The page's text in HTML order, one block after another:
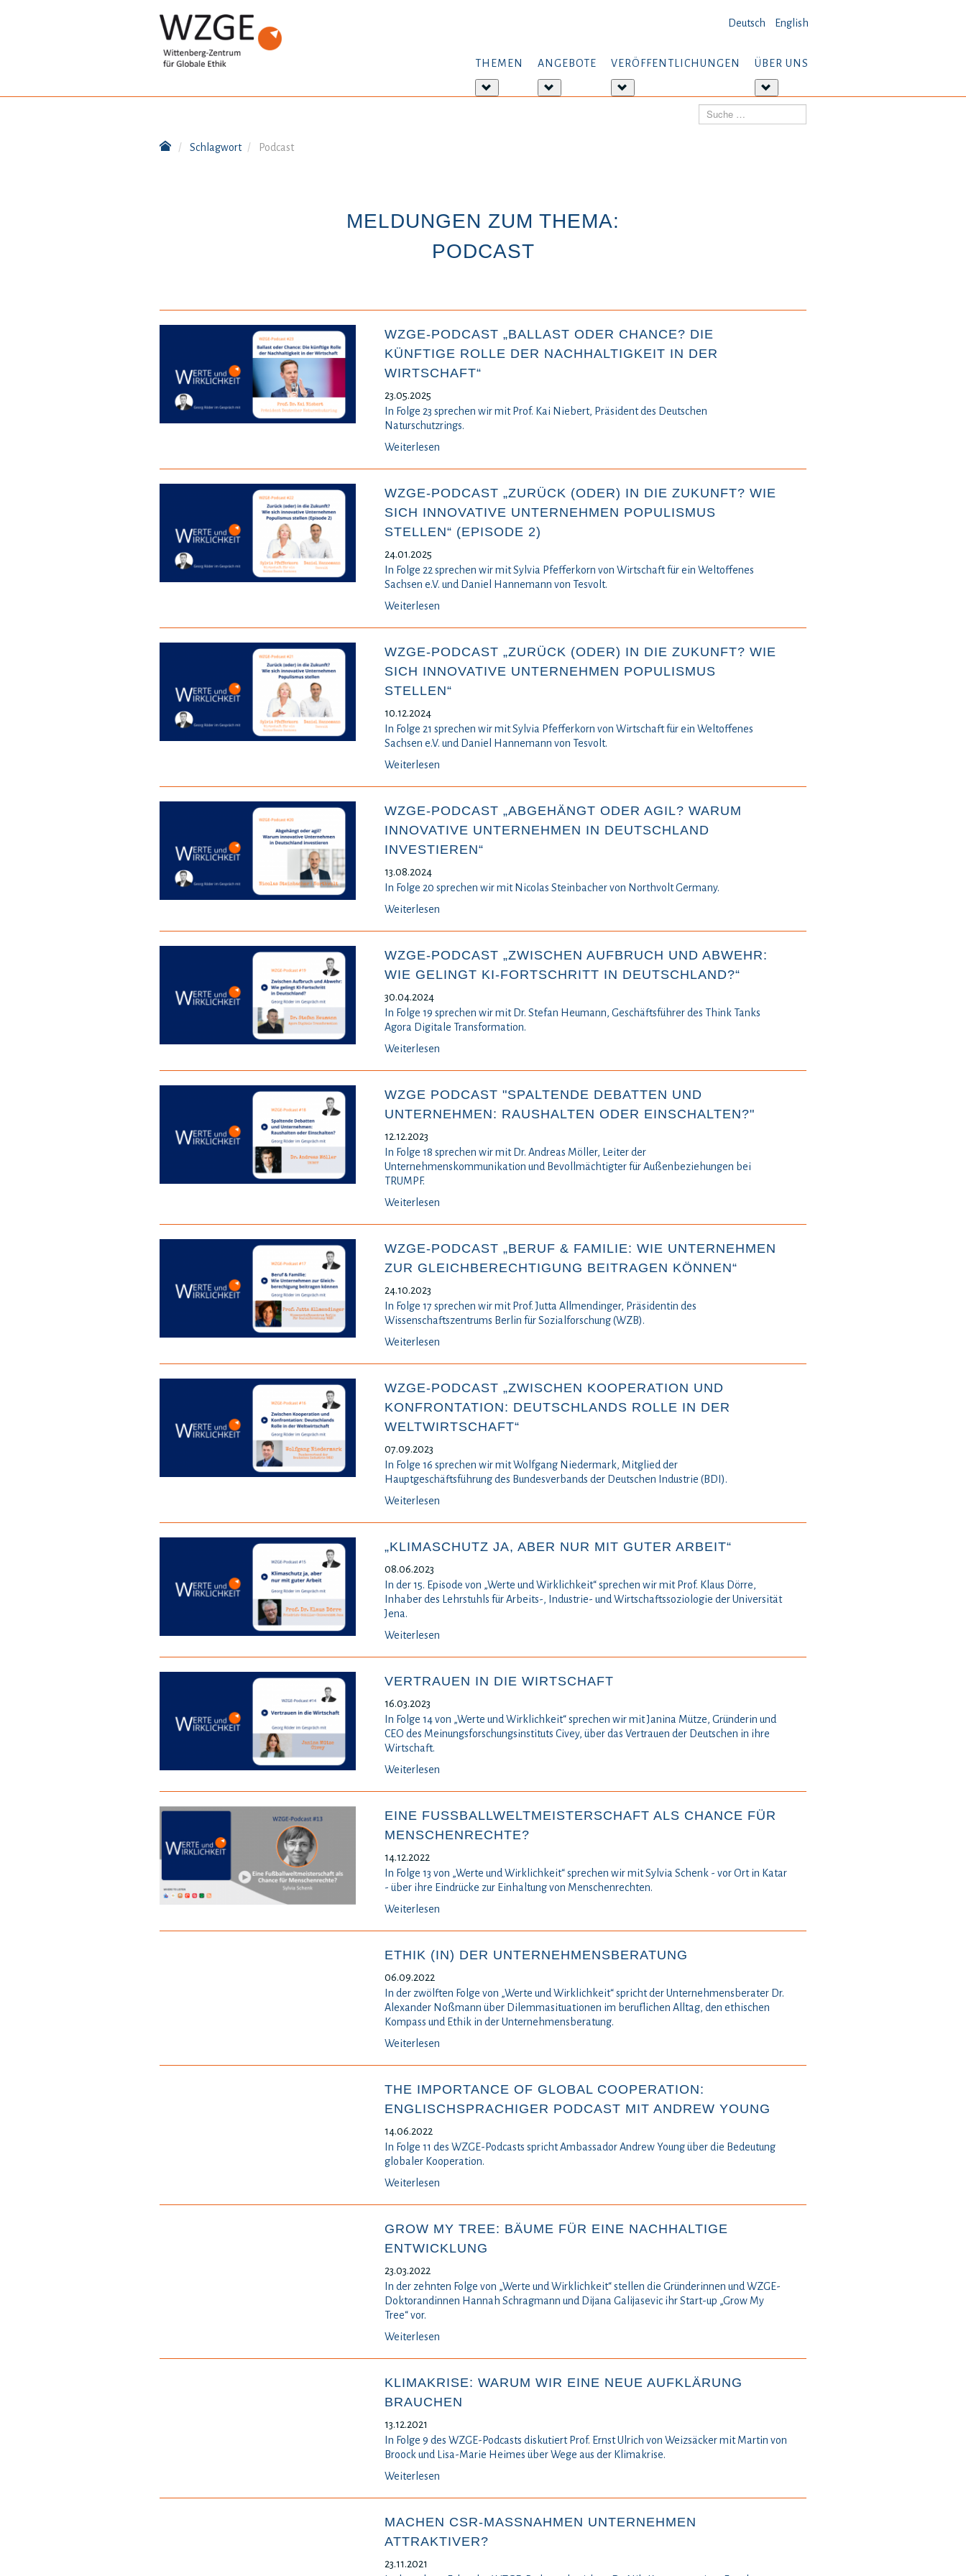
Deutsch English
THEMEN
Informationen:
ANGEBOTE
Informationen:
VERÖFFENTLICHUNGEN
Informationen:
ÜBER UNS
Informationen:
uns
Suchen
Schlagwort Podcast
MELDUNGEN ZUM THEMA:
PODCAST
WZGE-PODCAST „BALLAST ODER CHANCE? DIE
KÜNFTIGE ROLLE DER NACHHALTIGKEIT IN DER
WIRTSCHAFT“
23.05.2025
In Folge 23 sprechen wir mit Prof. Kai Niebert, Präsident des Deutschen
Naturschutzrings.
Weiterlesen
WZGE-PODCAST „ZURÜCK (ODER) IN DIE ZUKUNFT? WIE
SICH INNOVATIVE UNTERNEHMEN POPULISMUS
STELLEN“ (EPISODE 2)
24.01.2025
In Folge 22 sprechen wir mit Sylvia Pfefferkorn von Wirtschaft für ein Weltoffenes
Sachsen e.V. und Daniel Hannemann von Tesvolt.
Weiterlesen
WZGE-PODCAST „ZURÜCK (ODER) IN DIE ZUKUNFT? WIE
SICH INNOVATIVE UNTERNEHMEN POPULISMUS
STELLEN“
10.12.2024
In Folge 21 sprechen wir mit Sylvia Pfefferkorn von Wirtschaft für ein Weltoffenes
Sachsen e.V. und Daniel Hannemann von Tesvolt.
Weiterlesen
WZGE-PODCAST „ABGEHÄNGT ODER AGIL? WARUM
INNOVATIVE UNTERNEHMEN IN DEUTSCHLAND
INVESTIEREN“
13.08.2024
In Folge 20 sprechen wir mit Nicolas Steinbacher von Northvolt Germany.
Weiterlesen
WZGE-PODCAST „ZWISCHEN AUFBRUCH UND ABWEHR:
WIE GELINGT KI-FORTSCHRITT IN DEUTSCHLAND?“
30.04.2024
In Folge 19 sprechen wir mit Dr. Stefan Heumann, Geschäftsführer des Think Tanks
Agora Digitale Transformation.
Weiterlesen
WZGE PODCAST "SPALTENDE DEBATTEN UND
UNTERNEHMEN: RAUSHALTEN ODER EINSCHALTEN?"
12.12.2023
In Folge 18 sprechen wir mit Dr. Andreas Möller, Leiter der
Unternehmenskommunikation und Bevollmächtigter für Außenbeziehungen bei
TRUMPF.
Weiterlesen
WZGE-PODCAST „BERUF & FAMILIE: WIE UNTERNEHMEN
ZUR GLEICHBERECHTIGUNG BEITRAGEN KÖNNEN“
24.10.2023
In Folge 17 sprechen wir mit Prof. Jutta Allmendinger, Präsidentin des
Wissenschaftszentrums Berlin für Sozialforschung (WZB).
Weiterlesen
WZGE-PODCAST „ZWISCHEN KOOPERATION UND
KONFRONTATION: DEUTSCHLANDS ROLLE IN DER
WELTWIRTSCHAFT“
07.09.2023
In Folge 16 sprechen wir mit Wolfgang Niedermark, Mitglied der
Hauptgeschäftsführung des Bundesverbands der Deutschen Industrie (BDI).
Weiterlesen
„KLIMASCHUTZ JA, ABER NUR MIT GUTER ARBEIT“
08.06.2023
In der 15. Episode von „Werte und Wirklichkeit“ sprechen wir mit Prof. Klaus Dörre,
Inhaber des Lehrstuhls für Arbeits-, Industrie- und Wirtschaftssoziologie der Universität
Jena.
Weiterlesen
VERTRAUEN IN DIE WIRTSCHAFT
16.03.2023
In Folge 14 von „Werte und Wirklichkeit“ sprechen wir mit Janina Mütze, Gründerin und
CEO des Meinungsforschungsinstituts Civey, über das Vertrauen der Deutschen in ihre
Wirtschaft.
Weiterlesen
EINE FUSSBALLWELTMEISTERSCHAFT ALS CHANCE FÜR M
ENSCHENRECHTE?
14.12.2022
In Folge 13 von „Werte und Wirklichkeit“ sprechen wir mit Sylvia Schenk - vor Ort in Katar
- über ihre Eindrücke zur Einhaltung von Menschenrechten.
Weiterlesen
ETHIK (IN) DER UNTERNEHMENSBERATUNG
06.09.2022
In der zwölften Folge von „Werte und Wirklichkeit“ spricht der Unternehmensberater Dr.
Alexander Noßmann über Dilemmasituationen im beruflichen Alltag, den ethischen
Kompass und Ethik in der Unternehmensberatung.
Weiterlesen
THE IMPORTANCE OF GLOBAL COOPERATION:
ENGLISCHSPRACHIGER PODCAST MIT ANDREW YOUNG
14.06.2022
In Folge 11 des WZGE-Podcasts spricht Ambassador Andrew Young über die Bedeutung
globaler Kooperation.
Weiterlesen
GROW MY TREE: BÄUME FÜR EINE NACHHALTIGE
ENTWICKLUNG
23.03.2022
In der zehnten Folge von „Werte und Wirklichkeit“ stellen die Gründerinnen und WZGE-
Doktorandinnen Hannah Schragmann und Dijana Galijasevic ihr Start-up „Grow My
Tree“ vor.
Weiterlesen
KLIMAKRISE: WARUM WIR EINE NEUE AUFKLÄRUNG
BRAUCHEN
13.12.2021
In Folge 9 des WZGE-Podcasts diskutiert Prof. Ernst Ulrich von Weizsäcker mit Martin von
Broock und Lisa-Marie Heimes über Wege aus der Klimakrise.
Weiterlesen
MACHEN CSR-MASSNAHMEN UNTERNEHMEN A
TTRAKTIVER?
23.11.2021